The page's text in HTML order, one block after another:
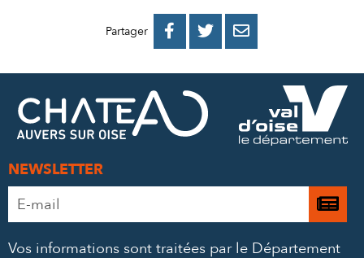
Partager 
PARTAGER
FACEBOOK
PARTAGER
PARTAGER
MAIL
NEWSLETTER
Adresse
e-
Je
Vos informations sont traitées par le Département